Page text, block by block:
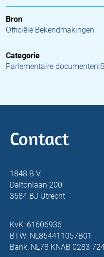
Bron
Officiële Bekendmakingen
Categorie
Parlementaire
Contact
1848 B.V.
Daltonlaan 200
3584 BJ Utrecht
KvK: 61606936
BTW: NL854411057B01
Bank: NL78 KNAB 0283